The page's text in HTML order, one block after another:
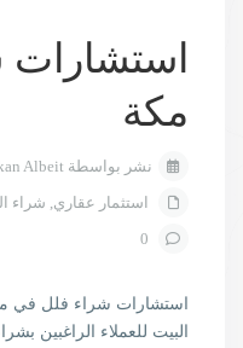
مكة
نشر بواسطة Arkan Albeit في يوليو 1, 2024
استثمار عقاري شراء
استشارات شراء فلل في
البيت للعملاء الراغبين